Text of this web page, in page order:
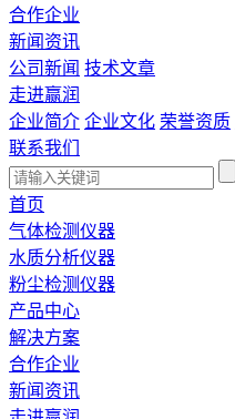
合作企业
新闻资讯
公司新闻 技术文章
走进赢润
企业简介 企业文化 荣誉资质
联系我们
首页
气体检测仪器
水质分析仪器
粉尘检测仪器
产品中心
解决方案
合作企业
新闻资讯